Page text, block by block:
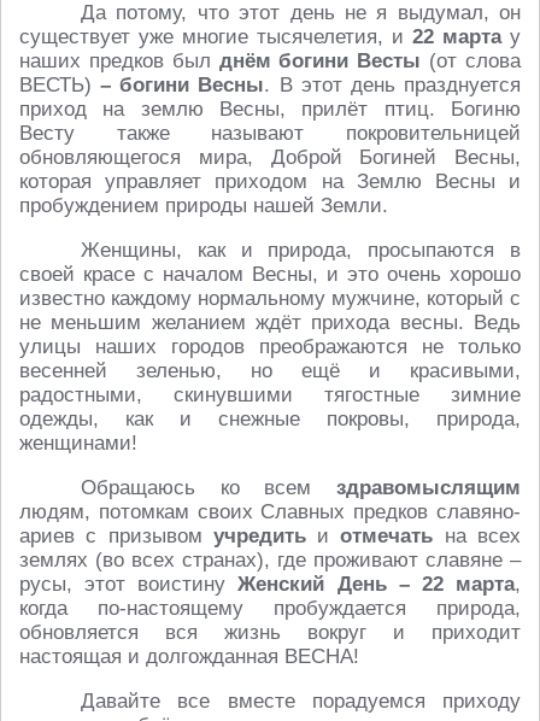
Да потому, что этот день не я выдумал, он
существует уже многие тысячелетия, и 22 мартау
наших предков был днём богини Весты (от слова
ВЕСТЬ)– богини Весны. В этот день празднуется
приход на землю Весны, прилёт птиц. Богиню
Весту также называют покровительницей
обновляющегося мира, Доброй Богиней Весны,
которая управляет приходом на Землю Весны и
пробуждением природы нашей Земли.
Женщины, как и природа, просыпаются в
своей красе с началом Весны, и это очень хорошо
известно каждому нормальному мужчине, который с
не меньшим желанием ждёт прихода весны. Ведь
улицы наших городов преображаются не только
весенней зеленью, но ещё и красивыми,
радостными, скинувшими тягостные зимние
одежды, как и снежные покровы, природа,
женщинами!
Обращаюсь ко всем здравомыслящим
людям, потомкам своих Славных предков славяно-
ариев с призывом учредитьиотмечать на всех
землях (во всех странах), где проживают славяне –
русы, этот воистинуЖенский День – 22 марта,
когда по-настоящему пробуждается природа,
обновляется вся жизнь вокруг и приходит
настоящая и долгожданная ВЕСНА!
Давайте все вместе порадуемся приходу